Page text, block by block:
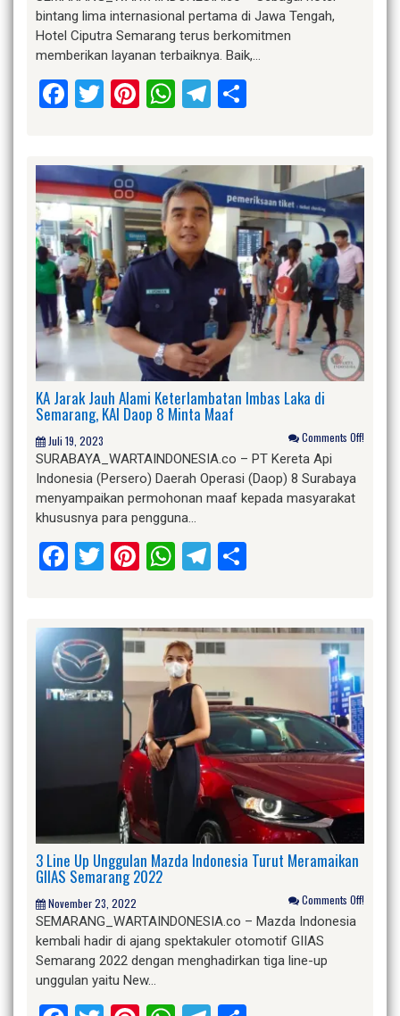
bintang lima internasional pertama di Jawa Tengah,
Hotel Ciputra Semarang terus berkomitmen
memberikan layanan terbaiknya. Baik,…
Facebook
Twitter
Pinterest
WhatsApp
Telegram
KA Jarak Jauh Alami Keterlambatan Imbas Laka di
Semarang, KAI Daop 8 Minta Maaf
Juli 19, 2023 Comments Off!
SURABAYA_WARTAINDONESIA.co – PT Kereta Api
Indonesia (Persero) Daerah Operasi (Daop) 8 Surabaya
menyampaikan permohonan maaf kepada masyarakat
khususnya para pengguna…
Facebook
Twitter
Pinterest
WhatsApp
Telegram
3 Line Up Unggulan Mazda Indonesia Turut Meramaikan
GIIAS Semarang 2022
November 23, 2022 Comments Off!
SEMARANG_WARTAINDONESIA.co – Mazda Indonesia
kembali hadir di ajang spektakuler otomotif GIIAS
Semarang 2022 dengan menghadirkan tiga line-up
unggulan yaitu New…